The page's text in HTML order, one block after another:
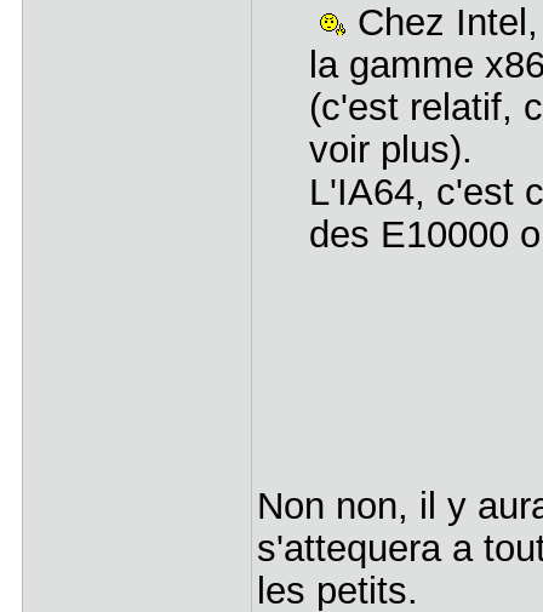
Chez
la gamme
(c'est relatif,
voir plus).
L'IA64, c'est
des E10000
Non non, il y
s'attequera a
les petits.